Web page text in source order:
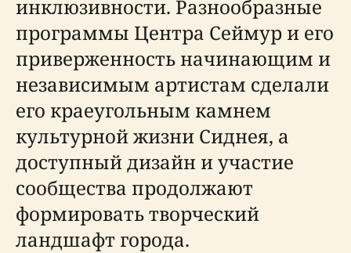
инклюзивности. Разнообразные
программы Центра Сеймур и его
приверженность начинающим и
независимым артистам сделали
его краеугольным камнем
культурной жизни Сиднея, а
доступный дизайн и участие
сообщества продолжают
формировать творческий
ландшафт города.